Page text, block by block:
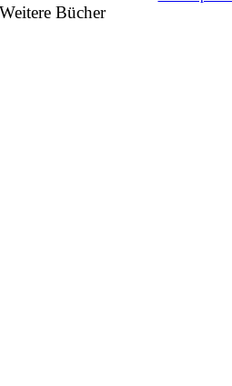
Weitere Bücher